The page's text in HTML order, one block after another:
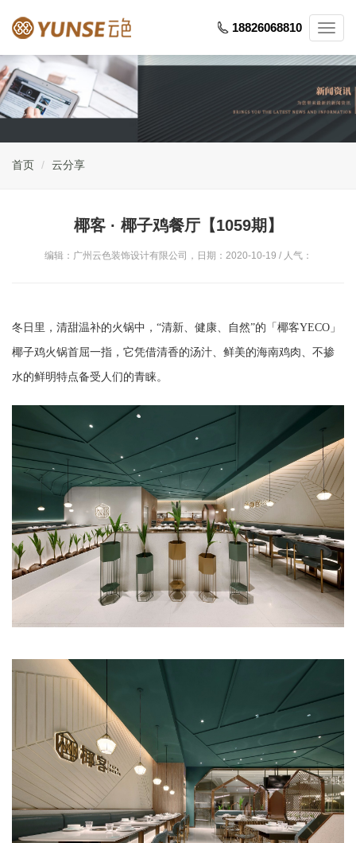
18826068810
首页 云分享
​椰客 · 椰子鸡餐厅【1059期】
编辑：广州云色装饰设计有限公司，日期：2020-10-19 / 人气：
冬日里，清甜温补的火锅中，“清新、健康、自然”的「椰客YECO」
椰子鸡火锅首屈一指，它凭借清香的汤汁、鲜美的海南鸡肉、不掺
水的鲜明特点备受人们的青睐。